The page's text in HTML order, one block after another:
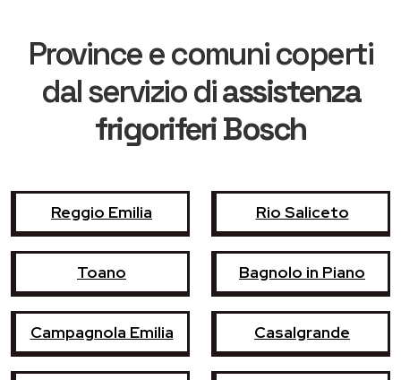
Province e comuni coperti
dal servizio diassistenza
frigoriferi Bosch
Reggio Emilia Rio Saliceto
Toano Bagnolo in Piano
Campagnola Emilia Casalgrande